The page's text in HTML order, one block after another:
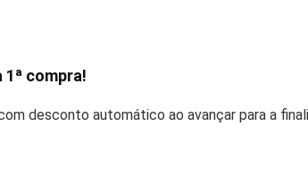
1ª compra!
desconto automático ao avançar para a